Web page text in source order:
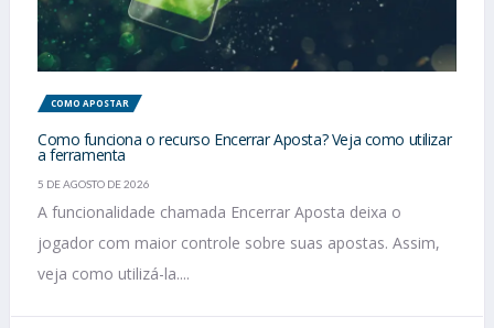
COMO APOSTAR
Como funciona o recurso Encerrar Aposta? Veja como utilizar
a ferramenta
5 DE AGOSTO DE 2026
A funcionalidade chamada Encerrar Aposta deixa o
jogador com maior controle sobre suas apostas. Assim,
veja como utilizá-la....